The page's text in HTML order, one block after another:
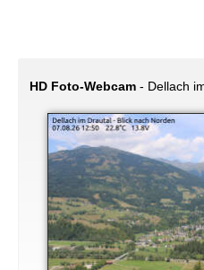
HD Foto-Webcam- Dellach